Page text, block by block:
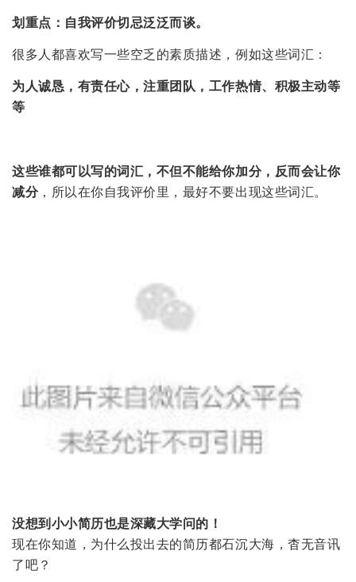
划重点：自我评价切忌泛泛而谈。
很多人都喜欢写一些空乏的素质描述，例如这些词汇：
为人诚恳，有责任心，注重团队，工作热情、积极主动等
等
这些谁都可以写的词汇，不但不能给你加分，反而会让你
减分，所以在你自我评价里，最好不要出现这些词汇。
没想到小小简历也是深藏大学问的！
现在你知道，为什么投出去的简历都石沉大海，杳无音讯
了吧？